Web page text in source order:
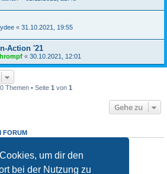
um dir den
bei der Nutzung zu
« 31.10.2021, 19:55
Action '21
« 30.10.2021, 12:01
Themen • Seite 1 von 1
Gehe zu
FORUM
in diesem Forum erstellen.
Forumnichtändern.
Forum nicht löschen.